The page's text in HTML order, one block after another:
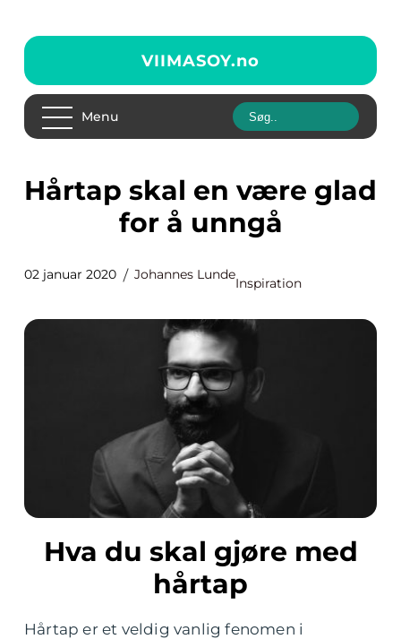
VIIMASOY.no
Menu
Hårtap skal en være glad
for å unngå
02 januar 2020 Johannes Lunde
Inspiration
Hva du skal gjøre med
hårtap
Hårtap er et veldig vanlig fenomen i